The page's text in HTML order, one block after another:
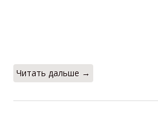
Читать дальше →